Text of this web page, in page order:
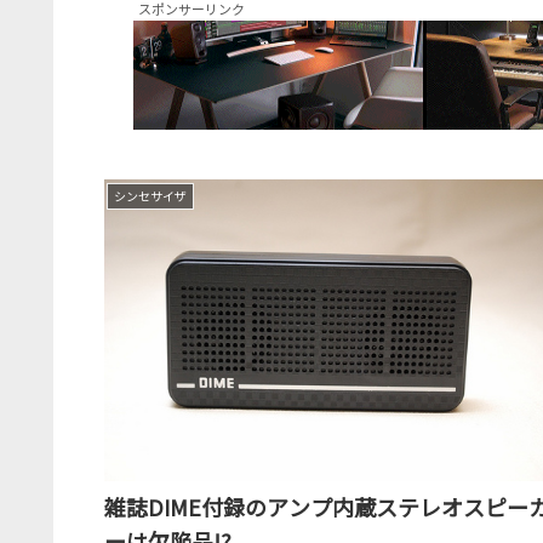
スポンサーリンク
シンセサイザ
雑誌DIME付録のアンプ内蔵ステレオスピー